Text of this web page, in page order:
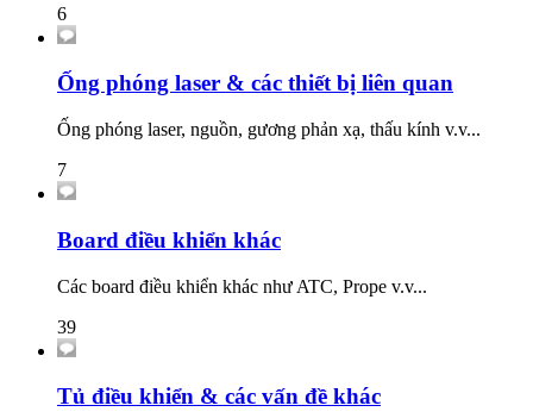
6
Ống phóng laser & các thiết bị liên quan
Ống phóng laser, nguồn, gương phản xạ, thấu kính v.v...
7
Board điều khiển khác
Các board điều khiển khác như ATC, Prope v.v...
39
Tủ điều khiển & các vấn đề khác